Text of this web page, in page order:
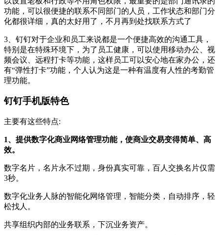
功能，可以很便捷的联系不同部门的人员，工作状态和部门分
化都很详细，真的太好用了，不月再到处找联系方式了
3、钉钉对于企业和员工来说都是一个便捷高效的沟通工具，
特别是在特殊环境下，为了员工健康，可以使用移动办公、视
频会议、远程打卡等功能，这样员工可以安心地在家办公，还
有“弹性打卡”功能，个人认为这是一种有温度有人性的考勤管
理功能。
钉钉手机版特色
主要有这些特点:
1、提供数字化商业网络管理功能，使商业交易变得简单、高
效。
数字名片，名片永不过期，身份真实可靠，百人交换名片仅需
3秒。
数字化业务人脉的智能化网络管理，智能分类，自动排序，轻
松找人。
共享组织内部的业务联系，下沉业务资产。